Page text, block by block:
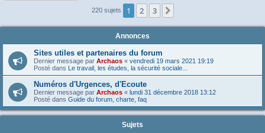
220 sujets 1 2 3
Annonces
Sites utiles et partenaires du forum
Dernier message par Archaos « vendredi 19 mars 2021 19:19
Posté dans Le travail, les études, la sécurité sociale...
Numéros d'Urgences, d'Ecoute
Dernier message par Archaos « lundi 31 décembre 2018 13:12
Posté dans Guide du forum, charte, faq
Sujets